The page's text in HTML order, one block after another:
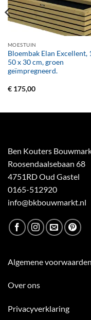
MOESTUIN
Bloembak Elan Excellent,
50 x 30 cm, groen
geïmpregneerd.
€175,00
Ben Kouters
Roosendaalsebaan 68
4751RD Oud Gastel
0165-512920
info@bkbouwmarkt.nl
Algemene voorwaarden
Over ons
Privacyverklaring